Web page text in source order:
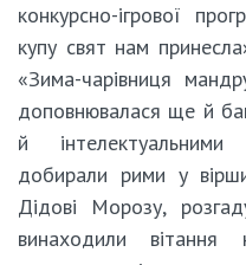
конкурсно-ігрової
купу свят нам
«Зима-чарівниця
доповнювалася ще й
й інтелектуальними
добирали рими у
Дідові Морозу,
винаходили вітання